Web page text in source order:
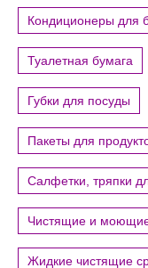
Кондиционеры для
Туалетная бумага
Губки для посуды
Пакеты для
Салфетки, тряпки
Чистящие и моющие
Жидкие чистящие